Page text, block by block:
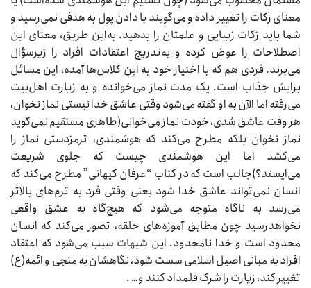
معنای زکات را تغییر داده و می‌گویند با دادن پول به هدفی نمی‌رسید و
شما باید زکات زیبایی و علمتان را بدهید. به‌این طریق، معنای این
اصطلاحات را عوض کرده و به‌تدریج اعتقادات افراد را زیرسؤال
می‌برند. فردی هم که با اختیار خود به این کلاس‌ها آمده، این مسائل
برایش جذاب است. یک مدت نماز می‌خوانده و به زیارت اهل‌بیت
می‌رفته اما الآن به او گفته می‌شود وقتی عاشق خدا نیستی نماز نخوان،
هر وقت عاشق شدی، خودت نماز می‌خوانی(طاهری مستقیم نمی‌گوید
نماز نخوان بلکه مطرح می‌کند که هوشمندی، ترمزدستی نماز را
می‌کشد اما این هوشمندی چیست که جلوی شریعت
می‌ایستد؟)جالب است که در کتاب “عرفان کیهانی” مطرح می‌کند که
انسان نمی‌تواند عاشق خدا شود یعنی وقتی فرد به ترم‌های بالاتر
می‌رسد به ناگاه متوجه می‌شود که هیچ‌گاه به عشق واقعی
نخواهدرسید چون مطابق آموزه‌های حلقه، تصور می‌کند که انسان
محدود است و خدا نامحدود. این شبهات سبب می‌شود که اعتقاد
افراد به مبانی اصیل اسلامی سست شود، نگاهشان به منجی و ائمه(ع)
تغییر کند، زیارت را شرک قلمداد کنند و… .